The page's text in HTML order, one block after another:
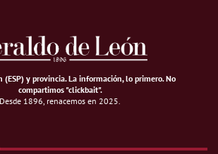
(ESP) y provincia. La información, lo primero.No
compartimos "clickbait".
Desde 1896, renacemos en 2025.